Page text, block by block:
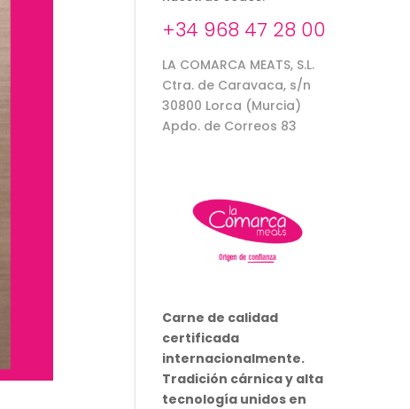
+34 968 47 28 00
LA COMARCA MEATS, S.L.
Ctra. de Caravaca, s/n
30800 Lorca (Murcia)
Apdo. de Correos 83
Carne de calidad
certificada
internacionalmente.
Tradición cárnica y alta
tecnología unidos en